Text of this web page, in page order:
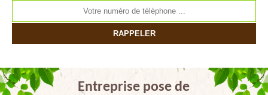
Entreprise pose de